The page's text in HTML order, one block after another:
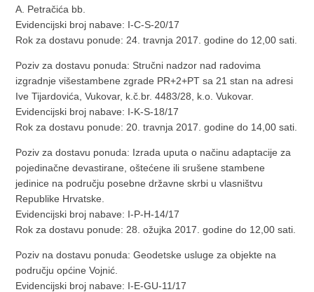
A. Petračića bb.
Evidencijski broj nabave: I-C-S-20/17
Rok za dostavu ponude: 24. travnja 2017. godine do 12,00 sati.
Poziv za dostavu ponuda: Stručni nadzor nad radovima
izgradnje višestambene zgrade PR+2+PT sa 21 stan na adresi
Ive Tijardovića, Vukovar, k.č.br. 4483/28, k.o. Vukovar.
Evidencijski broj nabave: I-K-S-18/17
Rok za dostavu ponude: 20. travnja 2017. godine do 14,00 sati.
Poziv za dostavu ponuda: Izrada uputa o načinu adaptacije za
pojedinačne devastirane, oštećene ili srušene stambene
jedinice na području posebne državne skrbi u vlasništvu
Republike Hrvatske.
Evidencijski broj nabave: I-P-H-14/17
Rok za dostavu ponude: 28. ožujka 2017. godine do 12,00 sati.
Poziv na dostavu ponuda: Geodetske usluge za objekte na
području općine Vojnić.
Evidencijski broj nabave: I-E-GU-11/17